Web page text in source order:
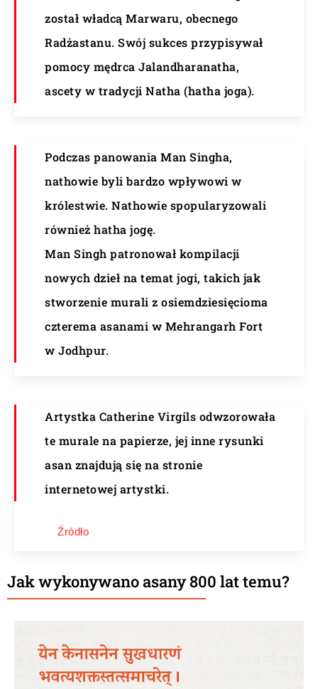
został władcą Marwaru, obecnego
Radżastanu. Swój sukces przypisywał
pomocy mędrca Jalandharanatha,
ascety w tradycji Natha (hatha joga).
Podczas panowania Man Singha,
nathowie byli bardzo wpływowi w
królestwie. Nathowie spopularyzowali
również hatha jogę.
Man Singh patronował kompilacji
nowych dzieł na temat jogi, takich jak
stworzenie murali z osiemdziesięcioma
czterema asanami w Mehrangarh Fort
w Jodhpur.
Artystka Catherine Virgils odwzorowała
te murale na papierze, jej inne rysunki
asan znajdują się na stronie
internetowej artystki.
Źródło
Jak wykonywano asany 800 lat temu?